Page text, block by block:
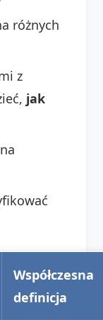
różnych
z
jak
Współczesna
definicja